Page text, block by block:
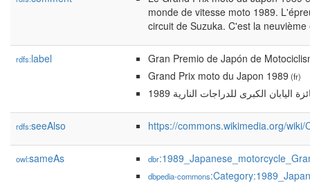
monde de vitesse moto 1989.
circuit de Suzuka. C'est la
rdfs:label
Gran Premio de Japón de
Grand Prix moto du Japon 1989 (fr)
اليابان الكبرى للدراجات النارية 1989
rdfs:seeAlso https://commons.wikimedia.org/
owl:sameAs dbr
dbpedia-commons